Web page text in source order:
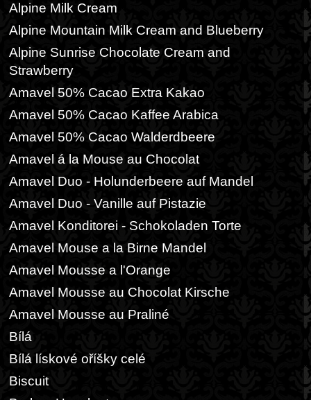
Alpine Milk Cream
Alpine Mountain Milk Cream and Blueberry
Alpine Sunrise Chocolate Cream and
Strawberry
Amavel 50% Cacao Extra Kakao
Amavel 50% Cacao Kaffee Arabica
Amavel 50% Cacao Walderdbeere
Amavel á la Mouse au Chocolat
Amavel Duo - Holunderbeere auf Mandel
Amavel Duo - Vanille auf Pistazie
Amavel Konditorei - Schokoladen Torte
Amavel Mouse a la Birne Mandel
Amavel Mousse a l'Orange
Amavel Mousse au Chocolat Kirsche
Amavel Mousse au Praliné
Bílá
Bílá lískové oříšky celé
Biscuit